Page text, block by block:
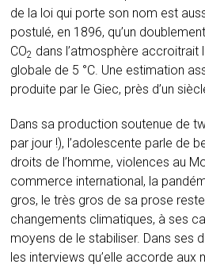
de la loi qui porte son nom est
postulé, en 1896, qu’un
CO2 dans l’atmosphère
globale de 5 °C. Une estimation
produite par le Giec, près d’un
Dans sa production soutenue de
par jour !), l’adolescente parle de
droits de l’homme, violences au
commerce international, la
gros, le très gros de sa prose
changements climatiques, à ses
moyens de le stabiliser. Dans ses
les interviews qu’elle accorde aux